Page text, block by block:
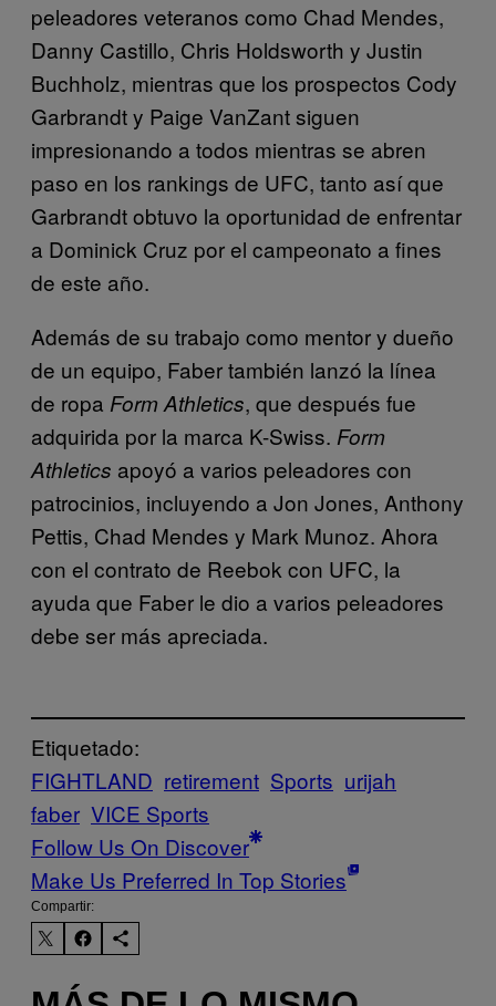
peleadores veteranos como Chad Mendes,
Danny Castillo, Chris Holdsworth y Justin
Buchholz, mientras que los prospectos Cody
Garbrandt y Paige VanZant siguen
impresionando a todos mientras se abren
paso en los rankings de UFC, tanto así que
Garbrandt obtuvo la oportunidad de enfrentar
a Dominick Cruz por el campeonato a fines
de este año.
Además de su trabajo como mentor y dueño
de un equipo, Faber también lanzó la línea
de ropa Form Athletics, que después fue
adquirida por la marca K-Swiss. Form
Athletics apoyó a varios peleadores con
patrocinios, incluyendo a Jon Jones, Anthony
Pettis, Chad Mendes y Mark Munoz. Ahora
con el contrato de Reebok con UFC, la
ayuda que Faber le dio a varios peleadores
debe ser más apreciada.
Etiquetado:
FIGHTLAND retirement Sports urijah
faber VICE Sports
Follow Us On Discover
Make Us Preferred In Top Stories
Compartir: